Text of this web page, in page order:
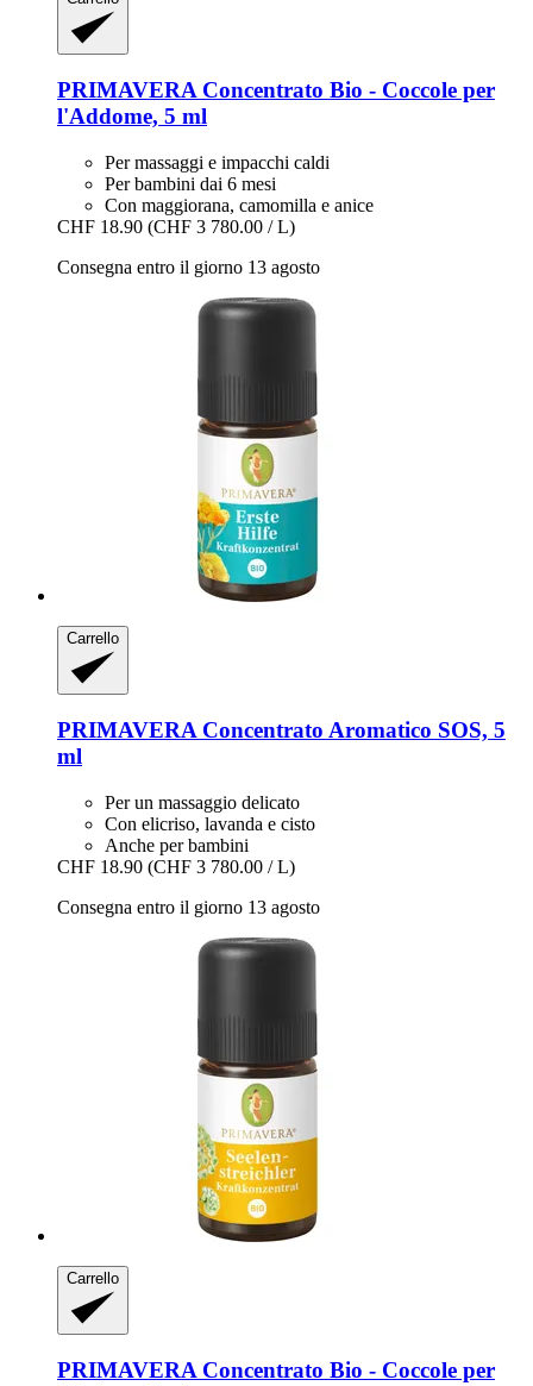
PRIMAVERA Concentrato Bio -​ Coccole per
l'Addome, 5 ml
Per massaggi e impacchi caldi
Per bambini dai 6 mesi
Con maggiorana, camomilla e anice
CHF 18.90 (CHF 3 780.00 / L)
Consegna entro il giorno 13 agosto
Carrello
PRIMAVERA Concentrato Aromatico SOS, 5
ml
Per un massaggio delicato
Con elicriso, lavanda e cisto
Anche per bambini
CHF 18.90 (CHF 3 780.00 / L)
Consegna entro il giorno 13 agosto
Carrello
PRIMAVERA Concentrato Bio -​ Coccole per